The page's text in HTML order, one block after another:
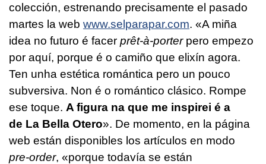
colección, estrenando precisamente el pasado
martes la web www.selparapar.com. «A miña
idea no futuro é facer prêt-à-porterpero empezo
por aquí, porque é o camiño que elixín agora.
Ten unha estética romántica pero un pouco
subversiva. Non é o romántico clásico. Rompe
ese toque. A figura na que me inspirei é a
de La Bella Otero». De momento, en la página
web están disponibles los artículos en modo
pre-order, «porque todavía se están